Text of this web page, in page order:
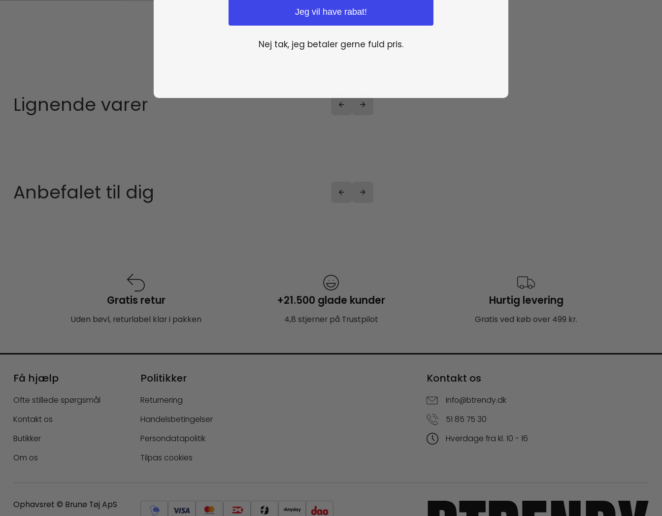
Lignende varer
Anbefalet til dig
Gratis retur
Uden bøvl, returlabel klar i pakken
+21.500 glade kunder
4,8 stjerner på Trustpilot
Hurtig levering
Gratis ved køb over 499 kr.
Få hjælp
Ofte stillede spørgsmål
Kontakt os
Butikker
Om os
Politikker
Returnering
Handelsbetingelser
Persondatapolitik
Tilpas cookies
Kontakt os
Info@btrendy.dk
51 85 75 30
Hverdage fra kl. 10 - 16
Ophavsret © Brunø Tøj ApS
Jeg vil have rabat!
Nej tak, jeg betaler gerne fuld pris.